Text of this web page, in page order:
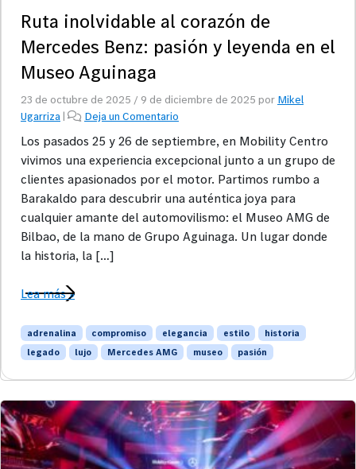
Ruta inolvidable al corazón de
Mercedes Benz: pasión y leyenda en el
Museo Aguinaga
23 de octubre de 2025 / 9 de diciembre de 2025 por Mikel
Ugarriza| Deja un Comentario
Los pasados 25 y 26 de septiembre, en Mobility Centro
vivimos una experiencia excepcional junto a un grupo de
clientes apasionados por el motor. Partimos rumbo a
Barakaldo para descubrir una auténtica joya para
cualquier amante del automovilismo: el Museo AMG de
Bilbao, de la mano de Grupo Aguinaga. Un lugar donde
la historia, la […]
Lea más »
adrenalina compromiso elegancia estilo
historia
legado
lujo Mercedes AMG museo pasión